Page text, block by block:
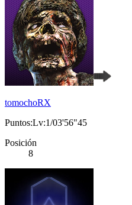
tomochoRX
Puntos:Lv:1/03'56"45
Posición
8